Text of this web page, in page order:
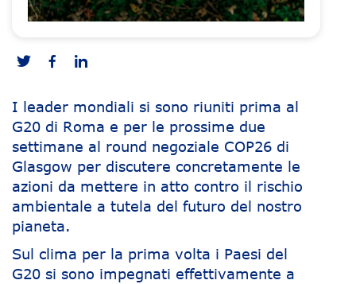
I leader mondiali si sono riuniti prima al
G20 di Roma e per le prossime due
settimane al round negoziale COP26 di
Glasgow per discutere concretamente le
azioni da mettere in atto contro il rischio
ambientale a tutela del futuro del nostro
pianeta.
Sul clima per la prima volta i Paesi del
G20 si sono impegnati effettivamente a